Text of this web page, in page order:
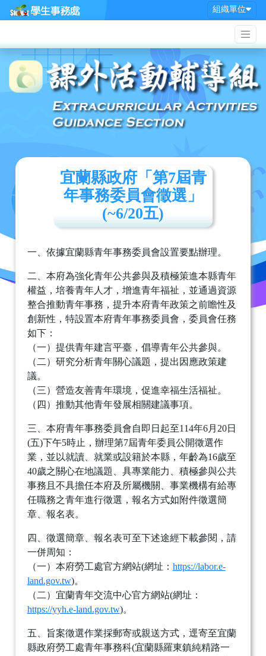
組織單位
宜蘭縣政府「第7屆青
年事務委員會徵選」
(~6/20五)
一、依據宜蘭縣青年事務委員會設置要點辦理。
二、本府為強化青年公共參與及積極策進本縣青年
權益，培養青年人才，增進青年福祉，並通過資源
整合推動青年事務，提升本府青年政策之前瞻性及
創新性，特設置本府青年事務委員會，委員會任務
如下：
（一）提供青年建言平臺，倡導青年公共參與。
（二）研究分析青年關心議題，提出因應政策建
議。
（三）營造友善青年環境，促進幸福生活福祉。
（四）推動其他青年發展相關建議事項。
三、本府青年事務委員會自即日起至114年6月20日
(五)下午5時止，辦理第7屆青年委員公開徵選作
業，並以就讀、就業或設籍於本縣，年齡為16歲至
40歲之關心在地議題、具專業能力、積極參與公共
事務且不具擔任本府及所屬機關、事業機構有給專
任職務之青年進行徵選，報名方式如附件徵選簡
章、報名表。
四、徵選簡章、報名表可至下述途經下載參閱，請
一併周知：
（一）本府勞工處官方網站(網址： https://labor.e-
land.gov.tw)。
（二）宜蘭青年交流中心官方網站(網址：
https://yyh.e-land.gov.tw)。
五、旨案徵選作業採郵寄或親送方式，逕寄至宜蘭
縣政府勞工處青年事務科(宜蘭縣羅東鎮純精路一